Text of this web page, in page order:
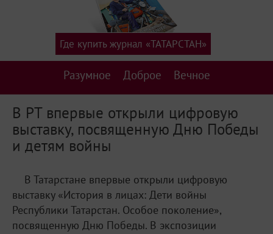
Разумное Доброе Вечное
Где купить журнал «ТАТАРСТАН»
В РТ впервые открыли цифровую
выставку, посвященную Дню Победы
и детям войны
В Татарстане впервые открыли цифровую
выставку «История в лицах: Дети войны
Республики Татарстан. Особое поколение»,
посвященную Дню Победы. В экспозиции